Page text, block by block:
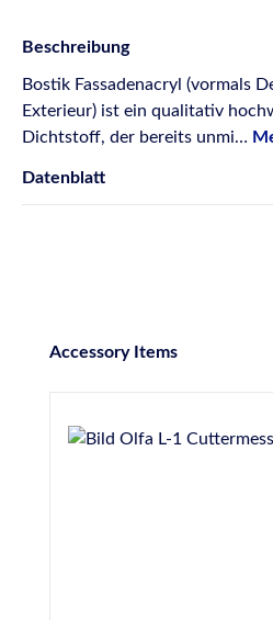
Beschreibung
Bostik Fassadenacryl (vormals
Exterieur) ist ein qualitativ
Dichtstoff, der bereits unmi…
Datenblatt
Produktgalerie überspringen
Accessory Items